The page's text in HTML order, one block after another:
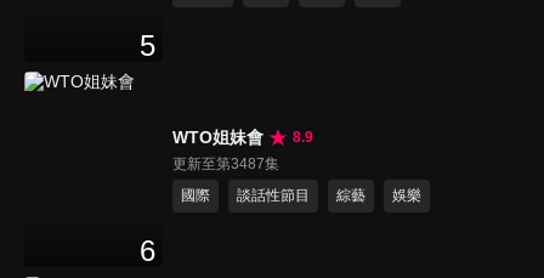
5
6
WTO姐妹會
8.9
更新至第3487集
國際
談話性節目 綜藝 娛樂